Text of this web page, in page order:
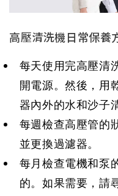
高壓清洗機日常保養
每天使用完高壓清
開電源。然後，用
器內外的水和沙子
每週檢查高壓管的
每月檢查電機和泵
的。如果需要，請